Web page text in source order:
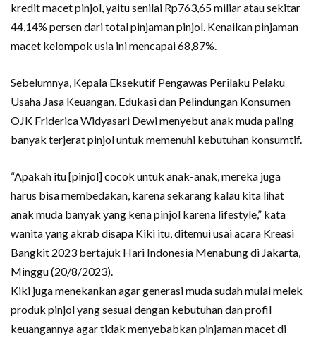
kredit macet pinjol, yaitu senilai Rp763,65 miliar atau sekitar
44,14% persen dari total pinjaman pinjol. Kenaikan pinjaman
macet kelompok usia ini mencapai 68,87%.
Sebelumnya, Kepala Eksekutif Pengawas Perilaku Pelaku
Usaha Jasa Keuangan, Edukasi dan Pelindungan Konsumen
OJK Friderica Widyasari Dewi menyebut anak muda paling
banyak terjerat pinjol untuk memenuhi kebutuhan konsumtif.
“Apakah itu [pinjol] cocok untuk anak-anak, mereka juga
harus bisa membedakan, karena sekarang kalau kita lihat
anak muda banyak yang kena pinjol karena lifestyle,” kata
wanita yang akrab disapa Kiki itu, ditemui usai acara Kreasi
Bangkit 2023 bertajuk Hari Indonesia Menabung di Jakarta,
Minggu (20/8/2023).
Kiki juga menekankan agar generasi muda sudah mulai melek
produk pinjol yang sesuai dengan kebutuhan dan profil
keuangannya agar tidak menyebabkan pinjaman macet di